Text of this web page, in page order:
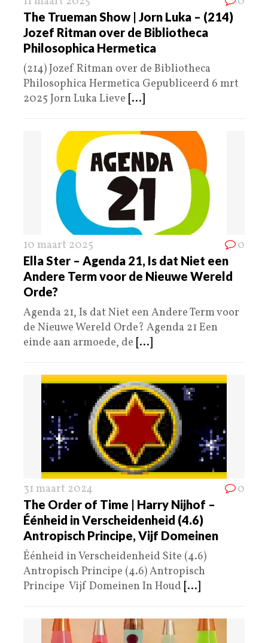
The Trueman Show | Jorn Luka – (214)
Jozef Ritman over de Bibliotheca
Philosophica Hermetica
(214) Jozef Ritman over de Bibliotheca
Philosophica Hermetica Gepubliceerd 6 mrt
2025 Jorn Luka Lieve [...]
10 maart 2025 0
Ella Ster – Agenda 21, Is dat Niet een
Andere Term voor de Nieuwe Wereld
Orde?
Agenda 21, Is dat Niet een Andere Term voor
de Nieuwe Wereld Orde? Agenda 21 Een
einde aan armoede, de [...]
31 maart 2024 0
The Order of Time | Harry Nijhof –
Éénheid in Verscheidenheid (4.6)
Antropisch Principe, Vijf Domeinen
Éénheid in Verscheidenheid Site (4.6)
Antropisch Principe (4.6) Antropisch
Principe Vijf Domeinen In Houd [...]